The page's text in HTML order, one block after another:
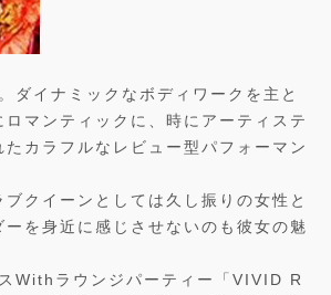
ダイナミックなボディワークを主と
ロマンティックに、時にアーティステ
たカラフルなレビュー型パフォーマン
クイーンとしては久し振りの女性と
ーを身近に感じさせないのも彼女の魅
Withラウンジパーティー「VIVID R